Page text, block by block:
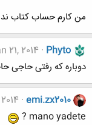
من کارم حساب کتاب
Phyto
21, 2014
دوباره که رفتی حاجی
emi.zx2010
mano yadete ?